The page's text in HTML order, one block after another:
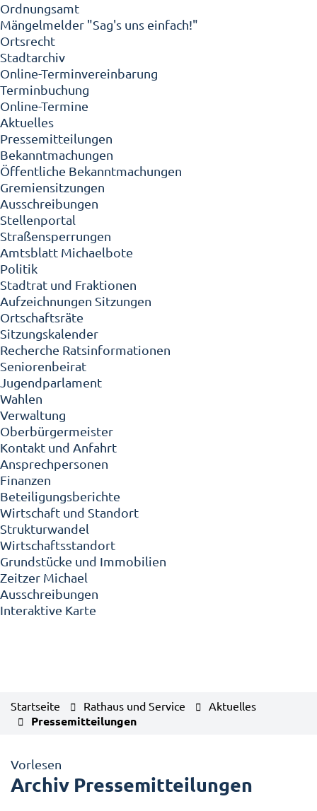
Ordnungsamt
Mängelmelder "Sag's uns einfach!"
Ortsrecht
Stadtarchiv
Online-Terminvereinbarung
Terminbuchung
Online-Termine
Aktuelles
Pressemitteilungen
Bekanntmachungen
Öffentliche Bekanntmachungen
Gremiensitzungen
Ausschreibungen
Stellenportal
Straßensperrungen
Amtsblatt Michaelbote
Politik
Stadtrat und Fraktionen
Aufzeichnungen Sitzungen
Ortschaftsräte
Sitzungskalender
Recherche Ratsinformationen
Seniorenbeirat
Jugendparlament
Wahlen
Verwaltung
Oberbürgermeister
Kontakt und Anfahrt
Ansprechpersonen
Finanzen
Beteiligungsberichte
Wirtschaft und Standort
Strukturwandel
Wirtschaftsstandort
Grundstücke und Immobilien
Zeitzer Michael
Ausschreibungen
Interaktive Karte
Startseite Rathaus und Service Aktuelles
Pressemitteilungen
Vorlesen
Archiv Pressemitteilungen